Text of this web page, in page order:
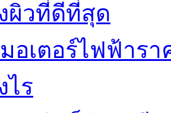
ผิวที่ดีที่สุด
อเตอร์ไฟฟ้าร
ไร